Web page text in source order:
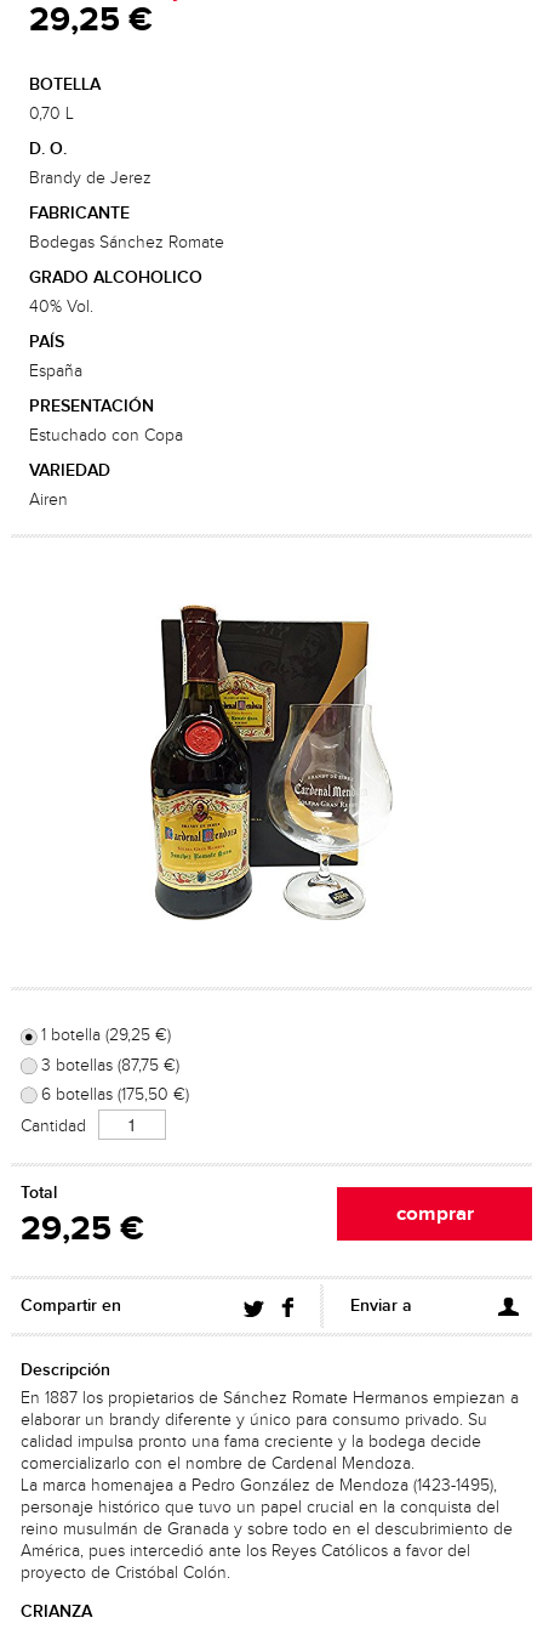
29,25 €
BOTELLA
0,70 L
D. O.
Brandy de Jerez
FABRICANTE
Bodegas Sánchez Romate
GRADO ALCOHOLICO
40% Vol.
PAÍS
España
PRESENTACIÓN
Estuchado con Copa
VARIEDAD
Airen
1 botella (29,25 €)
3 botellas (87,75 €)
6 botellas (175,50 €)
Cantidad
Total
29,25 €
Compartir en Enviar a
Descripción
En 1887 los propietarios de Sánchez Romate Hermanos empiezan a
elaborar un brandy diferente y único para consumo privado. Su
calidad impulsa pronto una fama creciente y la bodega decide
comercializarlo con el nombre de Cardenal Mendoza.
La marca homenajea a Pedro González de Mendoza (1423-1495),
personaje histórico que tuvo un papel crucial en la conquista del
reino musulmán de Granada y sobre todo en el descubrimiento de
América, pues intercedió ante los Reyes Católicos a favor del
proyecto de Cristóbal Colón.
CRIANZA